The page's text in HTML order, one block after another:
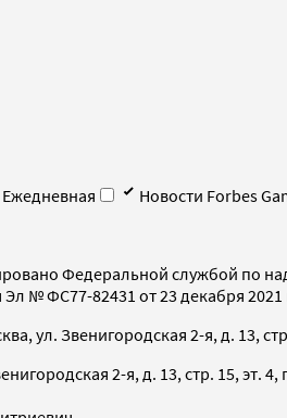
Ежедневная
Новости Forbes
Федеральной службой по
№ ФС77-82431 от 23 декабря 2021
ул. Звенигородская 2-я, д. 13,
2-я, д. 13, стр. 15, эт. 4,